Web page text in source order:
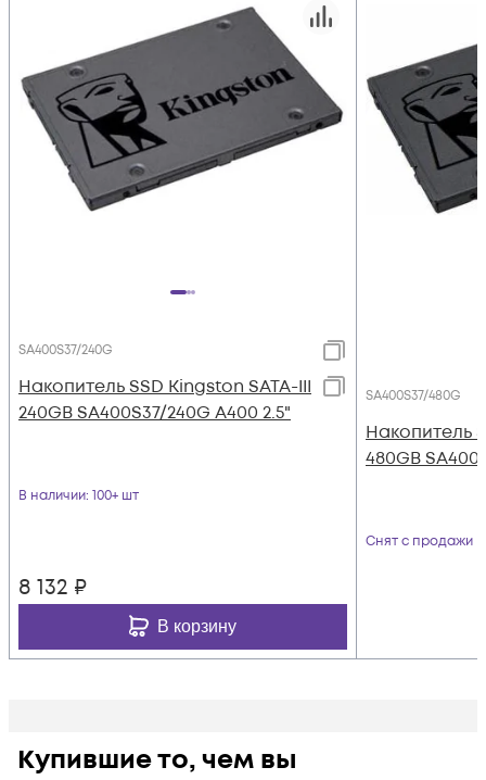
SA400S37/240G
Накопитель SSD Kingston SATA-III
240GB SA400S37/240G A400 2.5"
В наличии: 100+ шт
8 132 ₽
В корзину
SA400S37/480G
Накопитель
480GB
Снят с продажи
Купившие то, чем вы